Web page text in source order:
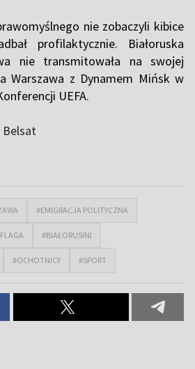
nie zobaczyli kibice
profilaktycznie. Białoruska
nie transmitowała na swojej
Warszawa z Dynamem Mińsk w
UEFA.
Belsat
#EMIGRACJA POLITYCZNA
#BIAŁORUSINI
#OCHOTNICY #SPORT